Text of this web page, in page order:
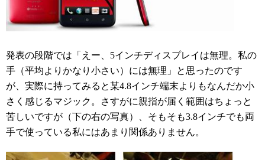
発表の段階では「えー、5インチディスプレイは無理。私の
手（平均よりかなり小さい）には無理」と思ったのです
が、実際に持ってみると某4.8インチ端末よりもなんだか小
さく感じるマジック。さすがに親指が届く範囲はちょっと
苦しいですが（下の右の写真）、そもそも3.8インチでも両
手で使っている私にはあまり関係ありません。